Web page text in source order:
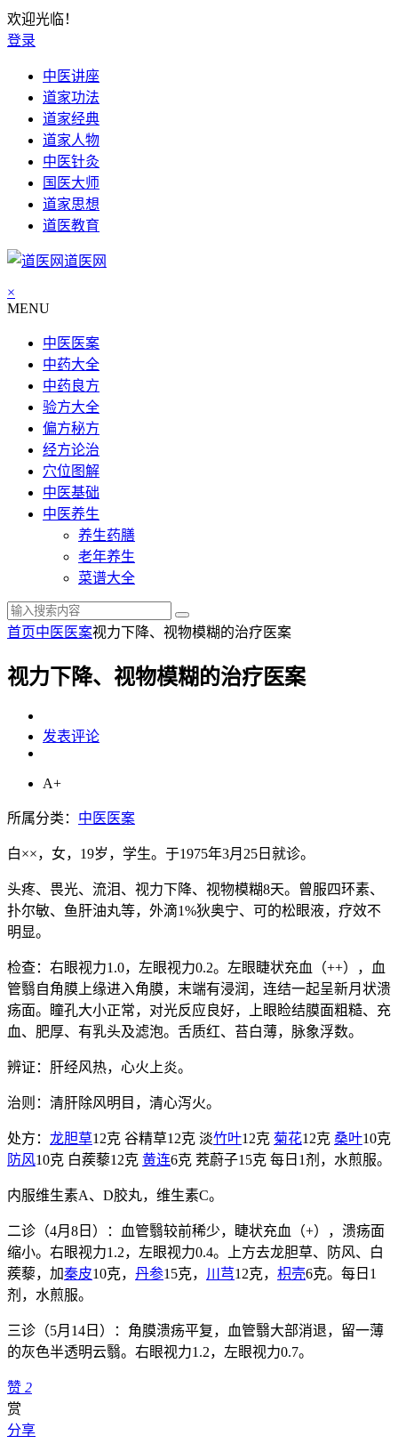
欢迎光临！
登录
中医讲座
道家功法
道家经典
道家人物
中医针灸
国医大师
道家思想
道医教育
道医网
×
MENU
中医医案
中药大全
中药良方
验方大全
偏方秘方
经方论治
穴位图解
中医基础
中医养生
养生药膳
老年养生
菜谱大全
首页中医医案视力下降、视物模糊的治疗医案
视力下降、视物模糊的治疗医案
发表评论
A+
所属分类： 中医医案
白××，女，19岁，学生。于1975年3月25日就诊。
头疼、畏光、流泪、视力下降、视物模糊8天。曾服四环素、
扑尔敏、鱼肝油丸等，外滴1%狄奥宁、可的松眼液，疗效不
明显。
检查：右眼视力1.0，左眼视力0.2。左眼睫状充血（++），血
管翳自角膜上缘进入角膜，末端有浸润，连结一起呈新月状溃
疡面。瞳孔大小正常，对光反应良好，上眼睑结膜面粗糙、充
血、肥厚、有乳头及滤泡。舌质红、苔白薄，脉象浮数。
辨证：肝经风热，心火上炎。
治则：清肝除风明目，清心泻火。
处方： 龙胆草12克 谷精草12克 淡竹叶12克 菊花12克 桑叶10克
防风10克 白蒺藜12克 黄连6克 茺蔚子15克 每日1剂，水煎服。
内服维生素A、D胶丸，维生素C。
二诊（4月8日）：血管翳较前稀少，睫状充血（+），溃疡面
缩小。右眼视力1.2，左眼视力0.4。上方去龙胆草、防风、白
蒺藜，加秦皮10克， 丹参15克， 川芎12克， 枳壳6克。每日1
剂，水煎服。
三诊（5月14日）：角膜溃疡平复，血管翳大部消退，留一薄
的灰色半透明云翳。右眼视力1.2，左眼视力0.7。
赞 2
赏
分享